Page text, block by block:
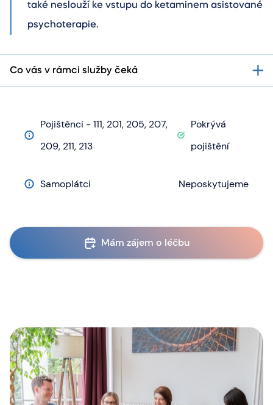
také neslouží ke vstupu do ketaminem asistované
psychoterapie.
Co vás v rámci služby čeká
Pojištěnci - 111, 201, 205, 207,
209, 211, 213
Pokrývá
pojištění
Samoplátci Neposkytujeme
Mám zájem o léčbu